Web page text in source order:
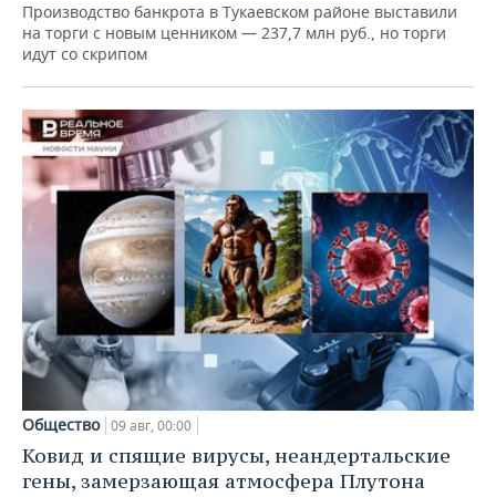
Производство банкрота в Тукаевском районе выставили
на торги с новым ценником — 237,7 млн руб., но торги
идут со скрипом
Общество 09 авг, 00:00
Ковид и спящие вирусы, неандертальские
гены, замерзающая атмосфера Плутона